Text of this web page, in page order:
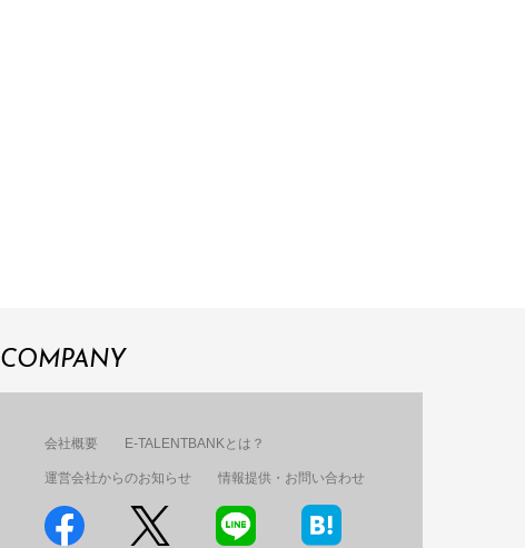
COMPANY
会社概要 E-TALENTBANKとは？
運営会社からのお知らせ 情報提供・お問い合わせ